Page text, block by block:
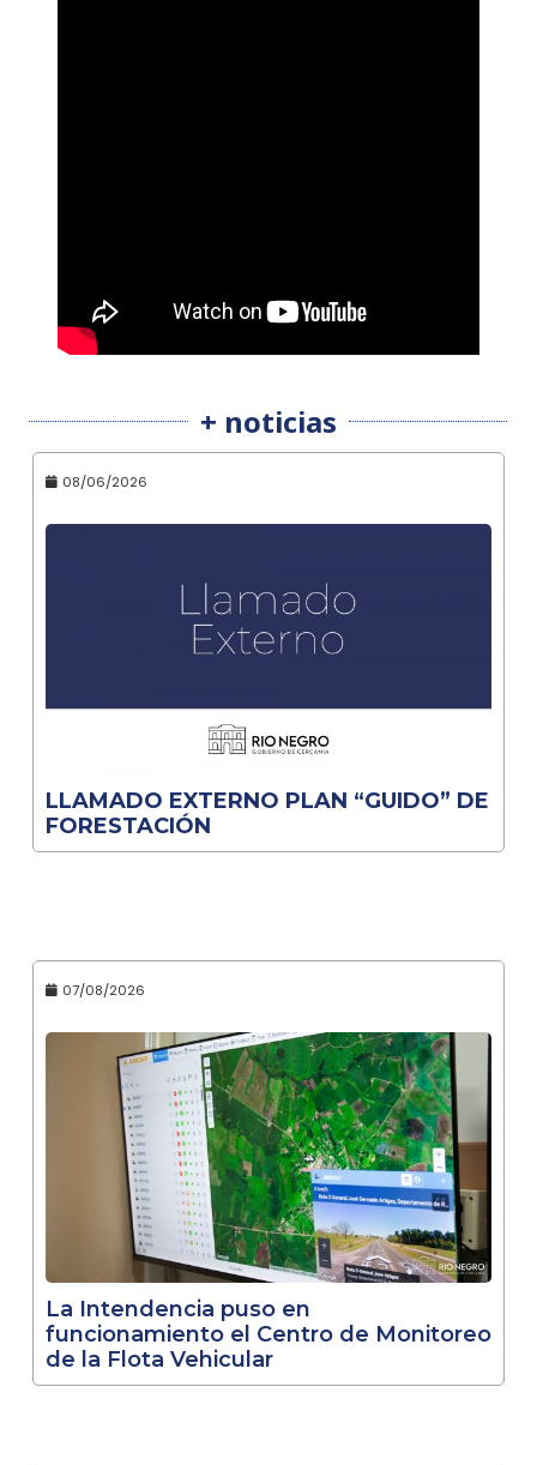
+ noticias
08/06/2026
LLAMADO EXTERNO PLAN “GUIDO” DE
FORESTACIÓN
07/08/2026
La Intendencia puso en
funcionamiento el Centro de Monitoreo
de la Flota Vehicular